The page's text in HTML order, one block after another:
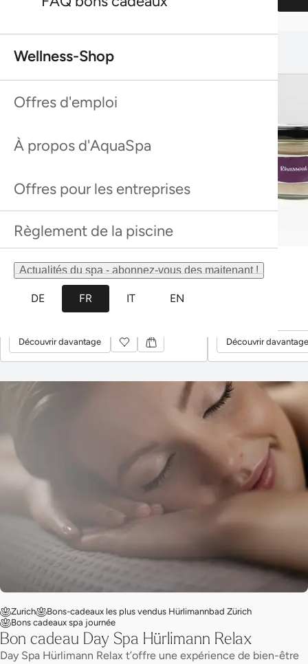
Meilleure vente
Gommage douche à l’argousier Farfalla
Cela pourrait aussi te plaire :
Meilleure vente
Découvrir davantage
Meilleure vente
Rhassoul
Découvrir
Wellness-Shop
Offres d'emploi
À propos d'AquaSpa
Offres pour les entreprises
Règlement de la piscine
Actualités du spa - abonnez-vous des maitenant !
DE FR IT EN
Catégorie
Choisir un spa
Prestations comprises
Accès bien-être
Zurich
Bons-cadeaux les plus vendus Hürlimannbad Zürich
Bons cadeaux spa journée
Bon cadeau Day Spa Hürlimann Relax
Day Spa Hürlimann Relax t’offre une expérience de bien-être